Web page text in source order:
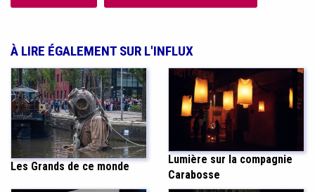
À LIRE ÉGALEMENT SUR L'INFLUX
Les Grands de ce monde
Lumière sur la compagnie
Carabosse